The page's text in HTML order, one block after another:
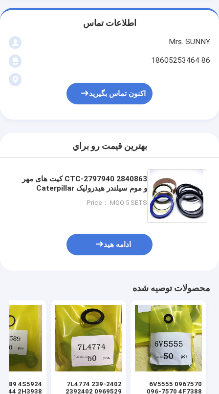
اطلاعات تماس
Mrs. SUNNY
86 18605253464
اکنون تماس بگیرید
بهترين قيمت رو براي
CTC-2797940 2840863 کیت های مهر
و موم سیلندر هیدرولیک Caterpillar
2788641 279063 2519845
Price： MOQ 5 SETS
ادامه هید
محصولات توصیه شده
6V5555 0967570
096-7570 4F7388
7L4774 239-2402
2392402 0969529